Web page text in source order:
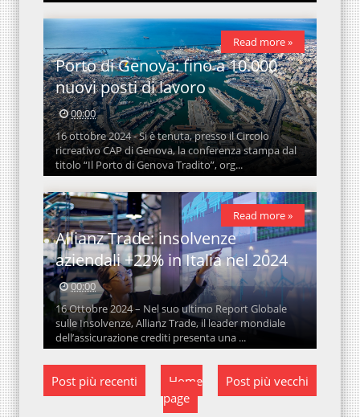
Porto di Genova: fino a 10.000
nuovi posti di lavoro
00:00
16 ottobre 2024 - Si è tenuta, presso il Circolo
ricreativo CAP di Genova, la conferenza stampa dal
titolo “Il Porto di Genova Tradito”, org...
Read more »
Allianz Trade: insolvenze
aziendali +22% in Italia nel 2024
00:00
16 Ottobre 2024 – Nel suo ultimo Report Globale
sulle Insolvenze, Allianz Trade, il leader mondiale
dell’assicurazione crediti presenta una ...
Read more »
Post più recenti Post più vecchi
Home
page